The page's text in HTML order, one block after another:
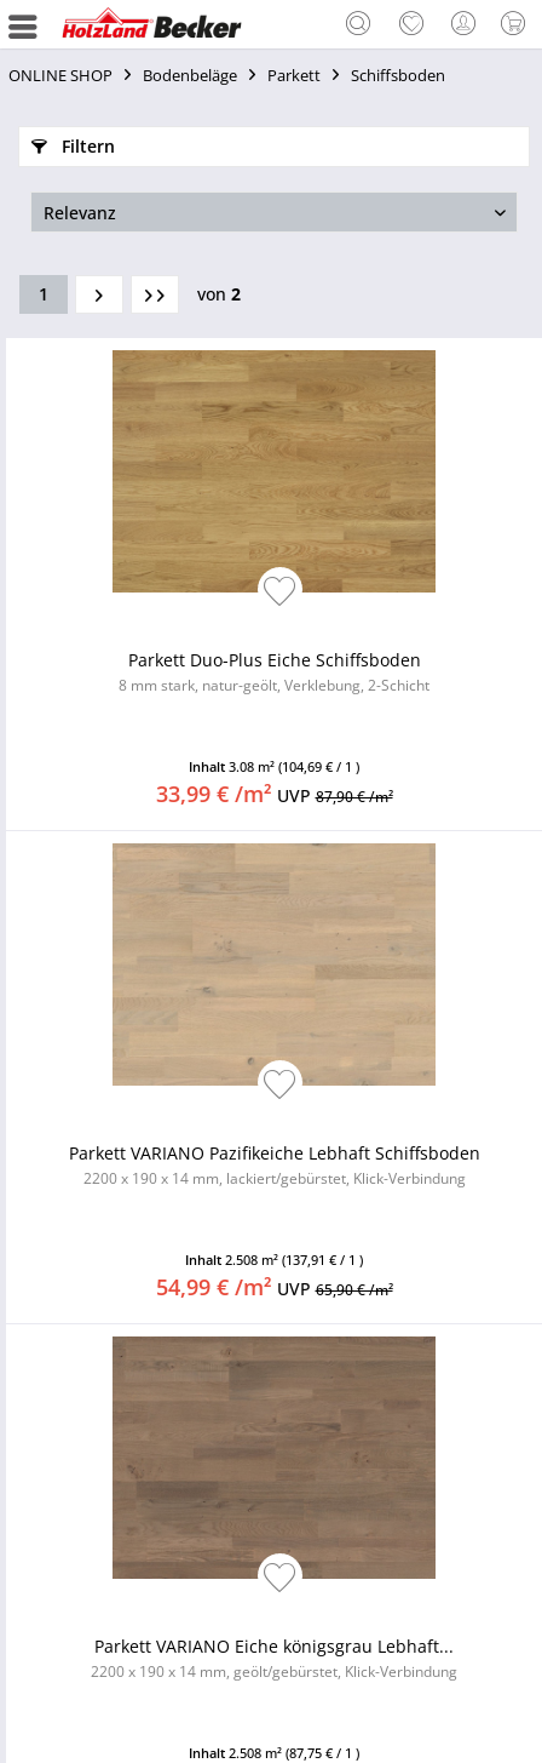
ONLINE SHOP Bodenbeläge Parkett Schiffsboden
Filtern
1 von 2
Parkett Duo-Plus Eiche Schiffsboden
8 mm stark, natur-geölt, Verklebung, 2-Schicht
Inhalt 3.08 m² (104,69 € / 1 )
33,99 € /m² UVP87,90 € /m²
Parkett VARIANO Pazifikeiche Lebhaft Schiffsboden
2200 x 190 x 14 mm, lackiert/gebürstet, Klick-Verbindung
Inhalt 2.508 m² (137,91 € / 1 )
54,99 € /m² UVP65,90 € /m²
Parkett VARIANO Eiche königsgrau Lebhaft...
2200 x 190 x 14 mm, geölt/gebürstet, Klick-Verbindung
Inhalt 2.508 m² (87,75 € / 1 )